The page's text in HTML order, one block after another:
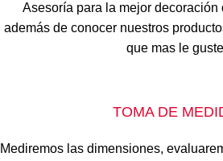
Asesoría para la mejor decoración
además de conocer nuestros
que mas le
TOMA DE
Mediremos las dimensiones,